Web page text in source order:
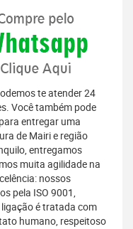
te atender 24
Você também pode
entregar uma
de Mairi e região
entregamos
muita agilidade na
nossos
pela ISO 9001,
é tratada com
humano, respeitoso